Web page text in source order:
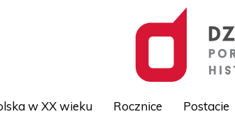
w XX wieku Rocznice Postacie